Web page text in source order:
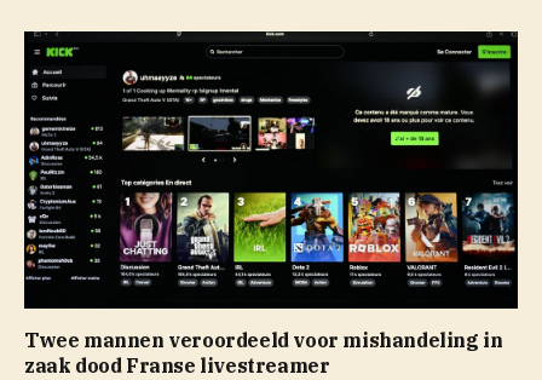
Twee mannen veroordeeld voor mishandeling in
zaak dood Franse livestreamer